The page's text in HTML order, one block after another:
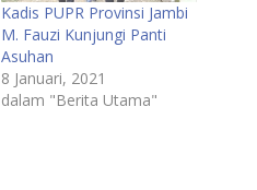
Kadis PUPR Provinsi Jambi
M. Fauzi Kunjungi Panti
Asuhan
8 Januari, 2021
dalam "Berita Utama"